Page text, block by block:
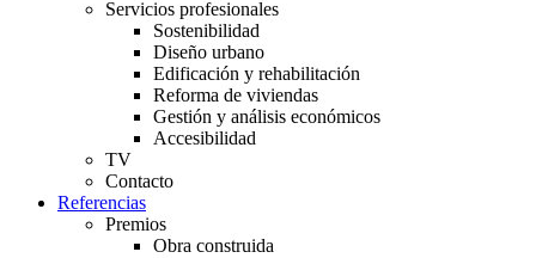
Servicios profesionales
Sostenibilidad
Diseño urbano
Edificación y rehabilitación
Reforma de viviendas
Gestión y análisis económicos
Accesibilidad
TV
Contacto
Referencias
Premios
Obra construida